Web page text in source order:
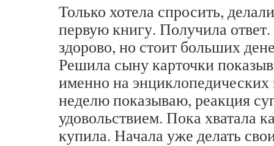
Только хотела спросить,
первую книгу. Получила
здорово, но стоит больших
Решила сыну карточки
именно на
неделю показываю, реакция
удовольствием. Пока хватала
купила. Начала уже делать